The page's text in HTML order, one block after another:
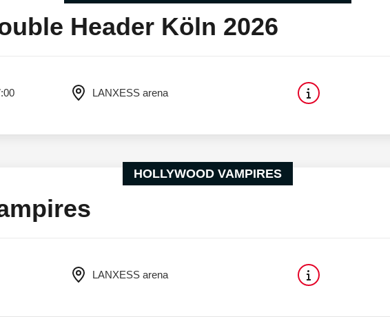
Header Köln 2026
LANXESS arena
HOLLYWOOD VAMPIRES
LANXESS arena